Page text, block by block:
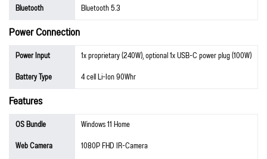
Bluetooth
Bluetooth 5.3
Power Connection
Power Input
1x proprietary (240W), optional 1x USB-C power plug (100W)
Battery Type
4 cell Li-Ion 90Whr
Features
OS Bundle
Windows 11 Home
Web Camera
1080P FHD IR-Camera